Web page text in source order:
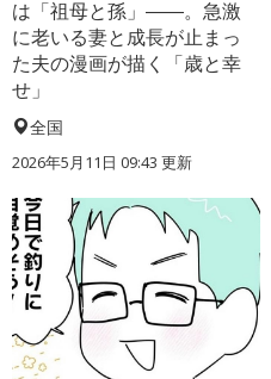
は「祖母と孫」――。急激
に老いる妻と成長が止まっ
た夫の漫画が描く「歳と幸
せ」
全国
2026年5月11日 09:43 更新